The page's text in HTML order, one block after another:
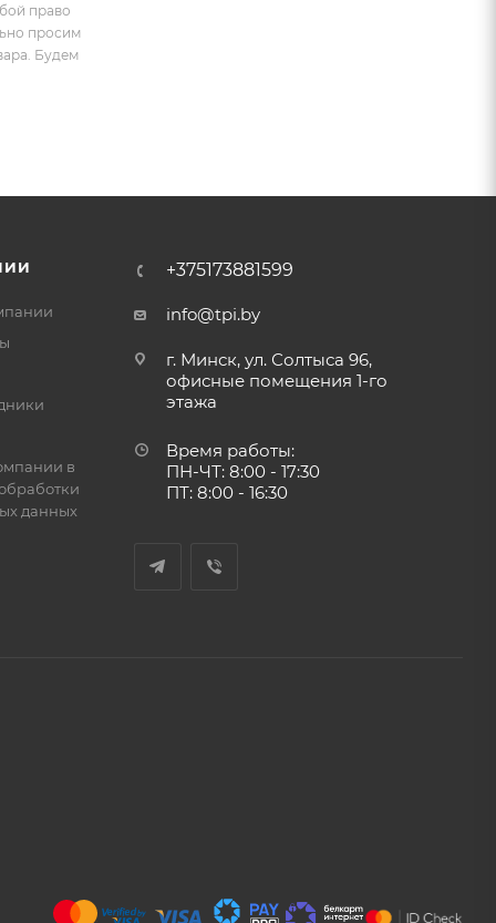
право
просим
Будем
в
данных
+375173881599
info@tpi.by
г. Минск, ул. Солтыса 96,
офисные помещения 1-го
этажа
Время работы:
ПН-ЧТ: 8:00 - 17:30
ПТ: 8:00 - 16:30